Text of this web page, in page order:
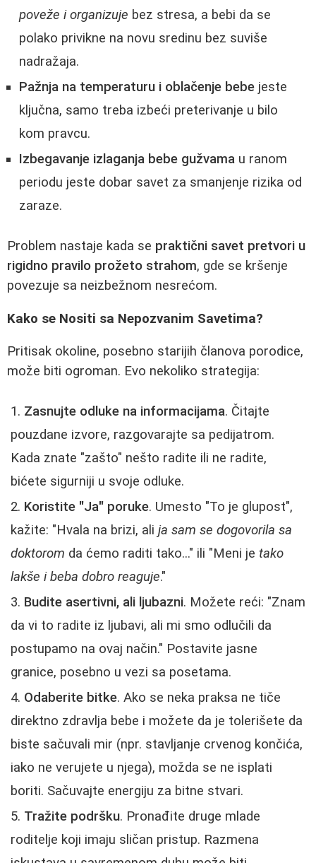
poveže i organizuje bez stresa, a bebi da se
polako privikne na novu sredinu bez suviše
nadražaja.
Pažnja na temperaturu i oblačenje bebe jeste
ključna, samo treba izbeći preterivanje u bilo
kom pravcu.
Izbegavanje izlaganja bebe gužvama u ranom
periodu jeste dobar savet za smanjenje rizika od
zaraze.
Problem nastaje kada se praktični savet pretvori u
rigidno pravilo prožeto strahom, gde se kršenje
povezuje sa neizbežnom nesrećom.
Kako se Nositi sa Nepozvanim Savetima?
Pritisak okoline, posebno starijih članova porodice,
može biti ogroman. Evo nekoliko strategija:
Zasnujte odluke na informacijama. Čitajte
pouzdane izvore, razgovarajte sa pedijatrom.
Kada znate "zašto" nešto radite ili ne radite,
bićete sigurniji u svoje odluke.
Koristite "Ja" poruke. Umesto "To je glupost",
kažite: "Hvala na brizi, ali ja sam se dogovorila sa
doktorom da ćemo raditi tako..." ili "Meni je tako
lakše i beba dobro reaguje."
Budite asertivni, ali ljubazni. Možete reći: "Znam
da vi to radite iz ljubavi, ali mi smo odlučili da
postupamo na ovaj način." Postavite jasne
granice, posebno u vezi sa posetama.
Odaberite bitke. Ako se neka praksa ne tiče
direktno zdravlja bebe i možete da je tolerišete da
biste sačuvali mir (npr. stavljanje crvenog končića,
iako ne verujete u njega), možda se ne isplati
boriti. Sačuvajte energiju za bitne stvari.
Tražite podršku. Pronađite druge mlade
roditelje koji imaju sličan pristup. Razmena